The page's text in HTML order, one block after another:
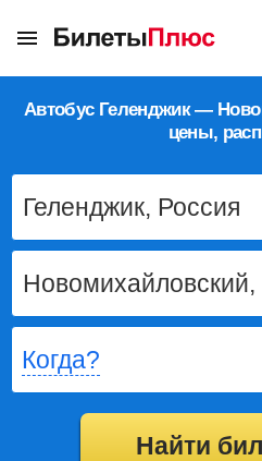
Автобус Геленджик —
цены,
Когда?
Найти